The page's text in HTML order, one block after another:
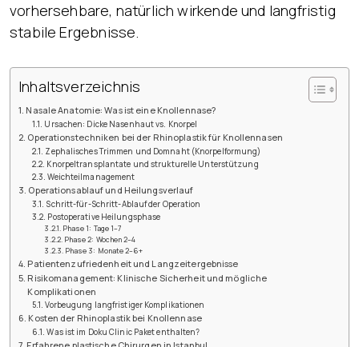
vorhersehbare, natürlich wirkende und langfristig
stabile Ergebnisse.
Inhaltsverzeichnis
Nasale Anatomie: Was ist eine Knollennase?
Ursachen: Dicke Nasenhaut vs. Knorpel
Operationstechniken bei der Rhinoplastik für Knollennasen
Zephalisches Trimmen und Domnaht (Knorpelformung)
Knorpeltransplantate und strukturelle Unterstützung
Weichteilmanagement
Operationsablauf und Heilungsverlauf
Schritt-für-Schritt-Ablauf der Operation
Postoperative Heilungsphase
Phase 1: Tage 1–7
Phase 2: Wochen 2–4
Phase 3: Monate 2–6+
Patientenzufriedenheit und Langzeitergebnisse
Risikomanagement: Klinische Sicherheit und mögliche
Komplikationen
Vorbeugung langfristiger Komplikationen
Kosten der Rhinoplastik bei Knollennase
Was ist im Doku Clinic Paket enthalten?